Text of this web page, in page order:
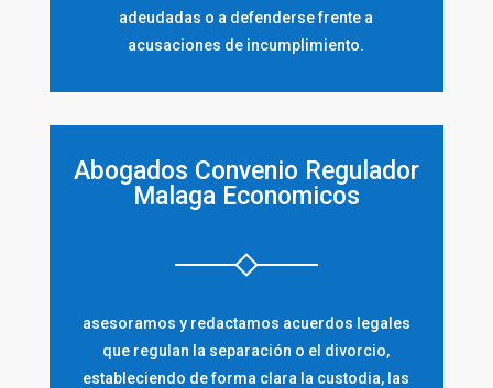
adeudadas o a defenderse frente a
acusaciones de incumplimiento.
Abogados Convenio Regulador
Malaga Economicos
asesoramos y redactamos acuerdos legales
que regulan la separación o el divorcio,
estableciendo de forma clara la custodia, las